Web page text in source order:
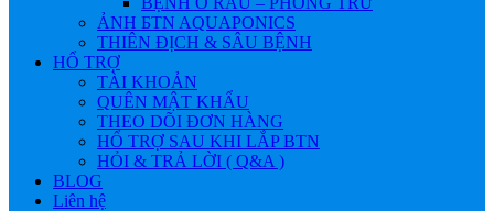
ẢNH БTN AQUAPONICS
THIÊN ĐỊCH & SÂU BỆNH
HỔ TRỢ
TÀI KHOẢN
QUÊN MẬT KHẨU
THEO DÕI ĐƠN HÀNG
HỔ TRỢ SAU KHI LẮP BTN
HỎI & TRẢ LỜI ( Q&A )
BLOG
Liên hệ